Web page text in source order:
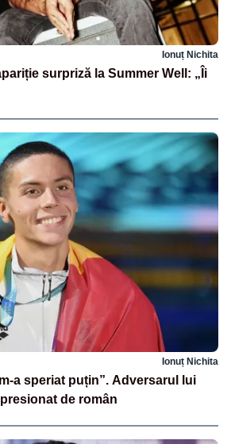
Ionuț Nichita
surpriză la Summer Well: „Îi
Ionuț Nichita
a speriat puțin”. Adversarul lui
de român